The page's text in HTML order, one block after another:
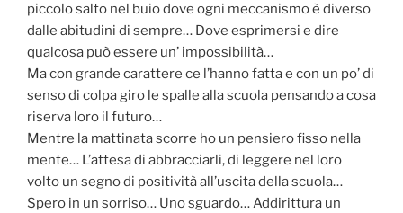
piccolo salto nel buio dove ogni meccanismo è diverso
dalle abitudini di sempre… Dove esprimersi e dire
qualcosa può essere un’ impossibilità…
Ma con grande carattere ce l’hanno fatta e con un po’ di
senso di colpa giro le spalle alla scuola pensando a cosa
riserva loro il futuro…
Mentre la mattinata scorre ho un pensiero fisso nella
mente… L’attesa di abbracciarli, di leggere nel loro
volto un segno di positività all’uscita della scuola…
Spero in un sorriso… Uno sguardo… Addirittura un